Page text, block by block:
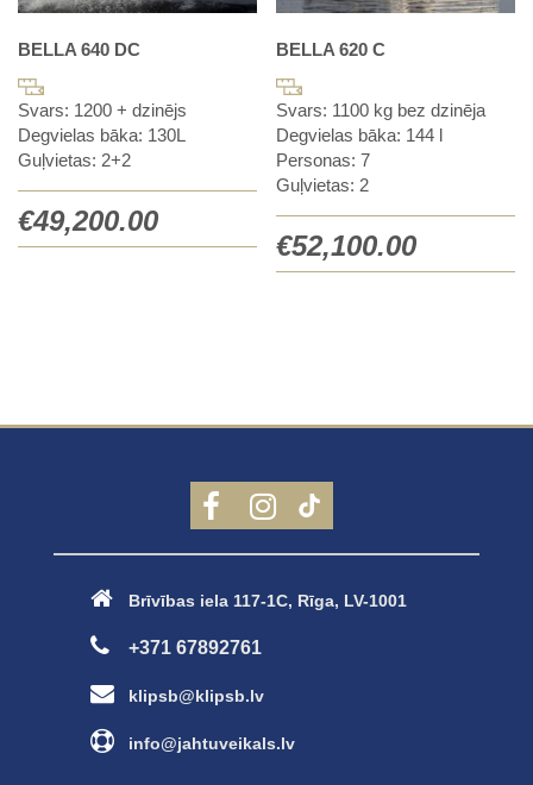
BELLA 640 DC
Svars: 1200 + dzinējs
Degvielas bāka: 130L
Guļvietas: 2+2
€49,200.00
BELLA 620 C
Svars: 1100 kg bez dzinēja
Degvielas bāka: 144 l
Personas: 7
Guļvietas: 2
€52,100.00
Brīvības iela 117-1C, Rīga, LV-1001
+371 67892761
klipsb@klipsb.lv
info@jahtuveikals.lv